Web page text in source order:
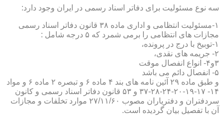
سه نوع مسئولیت برای دفاتر اسناد رسمی در ایران وجود دارد:
۱-مسئولیت انتظامی و اداری ماده ۳۸ قانون دفاتر اسناد رسمی
مجازات های انتظامی را برمی شمرد که ۵ درجه شامل :
۱-توبیخ با درج در پرونده،
۲- جریمه های نقدی،
۳و۴- انواع انفصال موقت
۵- انفصال دائم می باشد
و طبق ماده ۲۹ آئین نامه های بند ۴ ماده ۶ و تبصره ۲ ماده ۶ و مواد
۱۴- ۱۷-۱۹-۲۰-۲۴-۲۸-۳۷ و ۵۳ قانون دفاتر اسناد رسمی و کانون
سردفتران و دفتریاران مصوب ۲۷/۱۱/۶۰ موارد تخلفات و مجازات
آن با تفصیل بیان گردیده است.